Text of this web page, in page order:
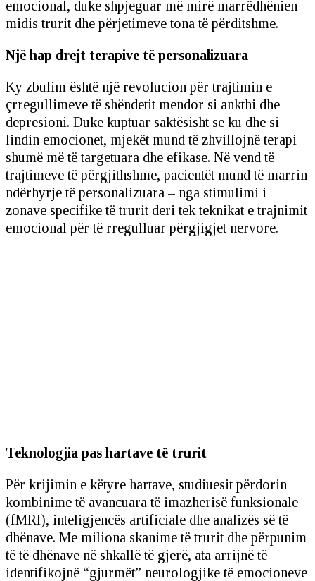
emocional, duke shpjeguar më mirë marrëdhënien
midis trurit dhe përjetimeve tona të përditshme.
Një hap drejt terapive të personalizuara
Ky zbulim është një revolucion për trajtimin e
çrregullimeve të shëndetit mendor si ankthi dhe
depresioni. Duke kuptuar saktësisht se ku dhe si
lindin emocionet, mjekët mund të zhvillojnë terapi
shumë më të targetuara dhe efikase. Në vend të
trajtimeve të përgjithshme, pacientët mund të marrin
ndërhyrje të personalizuara – nga stimulimi i
zonave specifike të trurit deri tek teknikat e trajnimit
emocional për të rregulluar përgjigjet nervore.
Teknologjia pas hartave të trurit
Për krijimin e këtyre hartave, studiuesit përdorin
kombinime të avancuara të imazherisë funksionale
(fMRI), inteligjencës artificiale dhe analizës së të
dhënave. Me miliona skanime të trurit dhe përpunim
të të dhënave në shkallë të gjerë, ata arrijnë të
identifikojnë “gjurmët” neurologjike të emocioneve